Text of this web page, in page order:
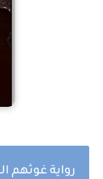
رواية غوثهم